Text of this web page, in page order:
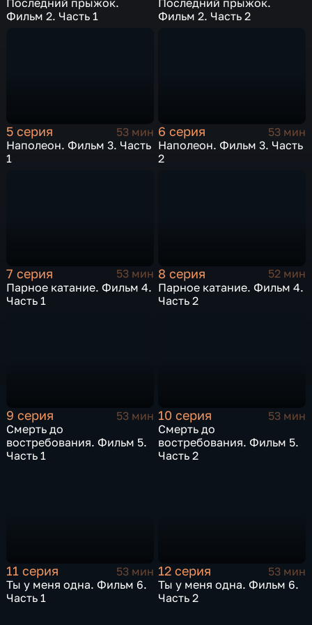
Последний прыжок.
Фильм 2. Часть 1
Последний прыжок.
Фильм 2. Часть 2
5 серия
53 мин
Наполеон. Фильм 3. Часть
1
6 серия
53 мин
Наполеон. Фильм 3. Часть
2
7 серия
53 мин
Парное катание. Фильм 4.
Часть 1
8 серия
52 мин
Парное катание. Фильм 4.
Часть 2
9 серия
53 мин
Смерть до
востребования. Фильм 5.
Часть 1
10 серия
53 мин
Смерть до
востребования. Фильм 5.
Часть 2
11 серия
53 мин
Ты у меня одна. Фильм 6.
Часть 1
12 серия
53 мин
Ты у меня одна. Фильм 6.
Часть 2